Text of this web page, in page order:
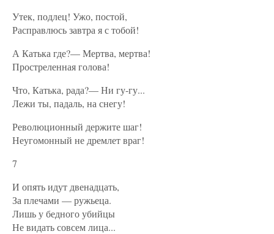
Утек, подлец! Ужо, постой,
Расправлюсь завтра я с тобой!
А Катька где?— Мертва, мертва!
Простреленная голова!
Что, Катька, рада?— Ни гу-гу...
Лежи ты, падаль, на снегу!
Революционный держите шаг!
Неугомонный не дремлет враг!
7
И опять идут двенадцать,
За плечами — ружьеца.
Лишь у бедного убийцы
Не видать совсем лица...